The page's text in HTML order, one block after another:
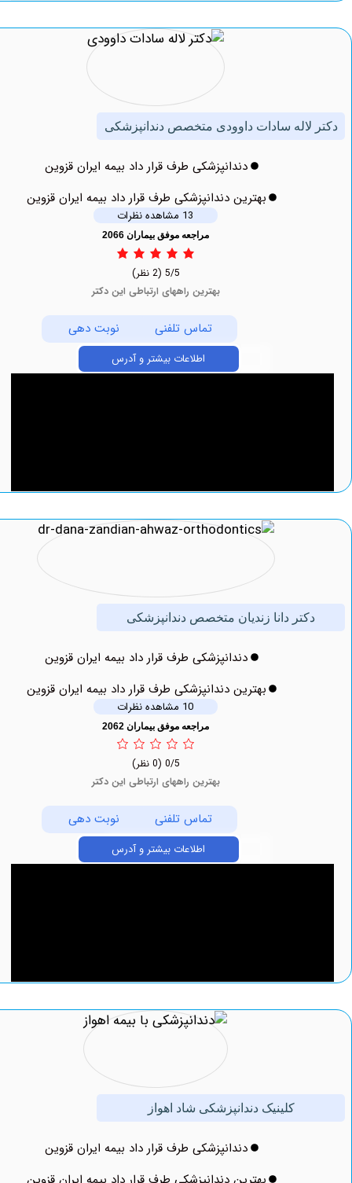
سادات داوودی متخصص دندانپزشکی
دندانپزشکی طرف قرار داد بیمه ایران قزوین
بهترین دندانپزشکی طرف قرار داد بیمه ایران قزوین
مراجعه موفق بیماران 2066
بهترین راههای ارتباطی این دکتر
تماس تلفنی نوبت دهی
اطلاعات بیشتر و آدرس
دانا زندیان متخصص دندانپزشکی
دندانپزشکی طرف قرار داد بیمه ایران قزوین
بهترین دندانپزشکی طرف قرار داد بیمه ایران قزوین
مراجعه موفق بیماران 2062
بهترین راههای ارتباطی این دکتر
تماس تلفنی نوبت دهی
اطلاعات بیشتر و آدرس
کلینیک دندانپزشکی شاد اهواز
دندانپزشکی طرف قرار داد بیمه ایران قزوین